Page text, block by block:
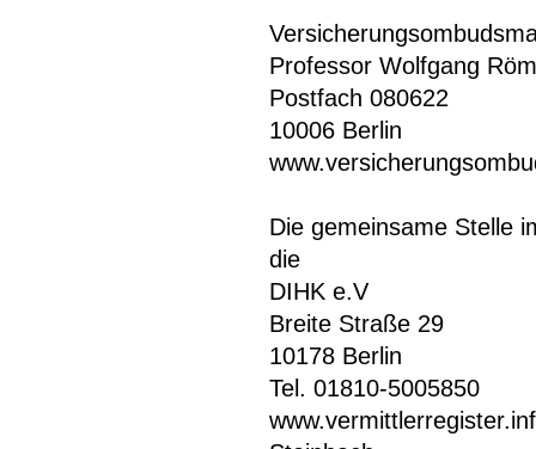
Professor Wolfgang
Postfach 080622
10006 Berlin
Die gemeinsame Stelle
die
DIHK e.V
Breite Straße 29
10178 Berlin
Tel. 01810-5005850